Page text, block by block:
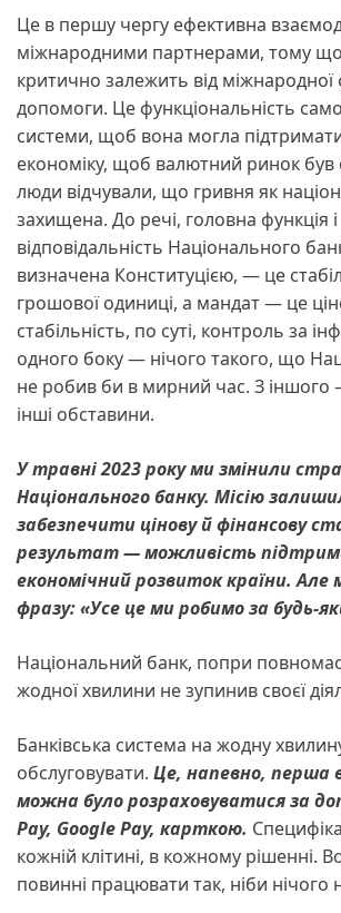
Це в першу чергу ефективна
міжнародними партнерами, тому що
критично залежить від міжнародної
допомоги. Це функціональність
системи, щоб вона могла
економіку, щоб валютний ринок був
люди відчували, що гривня як
захищена. До речі, головна функція і
відповідальність Національного
визначена Конституцією, — це
грошової одиниці, а мандат — це
стабільність, по суті, контроль за
одного боку — нічого такого, що
не робив би в мирний час. З
інші обставини.
У травні 2023 року ми змінили
Національного банку. Місію
забезпечити цінову й фінансову
результат — можливість
економічний розвиток країни. Але
фразу: «Усе це ми робимо за будь-
Національний банк, попри
жодної хвилини не зупинив своєї
Банківська система на жодну
обслуговувати. Це, напевно, перша
можна було розраховуватися за
Pау, Google Pау, карткою.
кожній клітині, в кожному рішенні.
повинні працювати так, ніби нічого